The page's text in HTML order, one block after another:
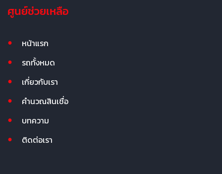
ศูนย์ช่วยเหลือ
หน้าแรก
รถทั้งหมด
เกี่ยวกับเรา
คำนวณสินเชื่อ
บทความ
ติดต่อเรา